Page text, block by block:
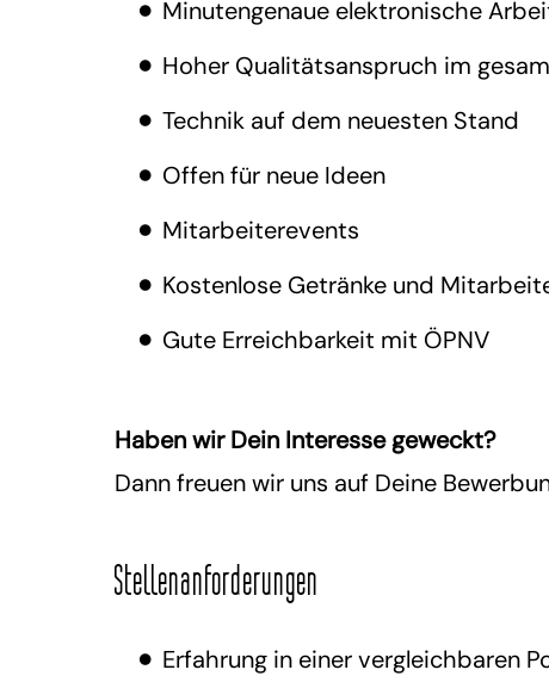
Minutengenaue elektronische
Hoher Qualitätsanspruch im
Technik auf dem neuesten Stand
Offen für neue Ideen
Mitarbeiterevents
Kostenlose Getränke und
Gute Erreichbarkeit mit ÖPNV
Haben wir Dein Interesse geweckt?
Dann freuen wir uns auf Deine
Stellenanforderungen
Erfahrung in einer vergleichbaren